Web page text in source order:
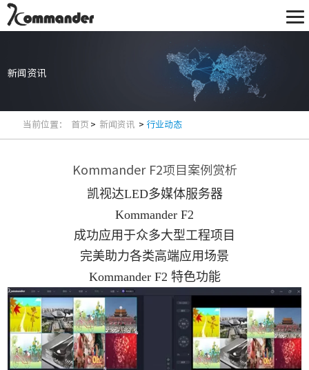
新闻资讯
当前位置： 首页 > 新闻资讯 > 行业动态
Kommander F2项目案例赏析
凯视达LED多媒体服务器
Kommander F2
成功应用于众多大型工程项目
完美助力各类高端应用场景
Kommander F2 特色功能